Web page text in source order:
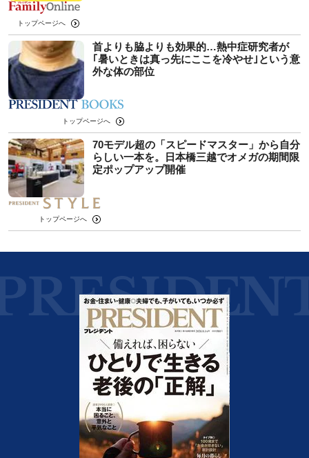
トップページへ
首よりも脇よりも効果的…熱中症研究者が
｢暑いときは真っ先にここを冷やせ｣という意
外な体の部位
トップページへ
70モデル超の「スピードマスター」から自分
らしい一本を。日本橋三越でオメガの期間限
定ポップアップ開催
トップページへ